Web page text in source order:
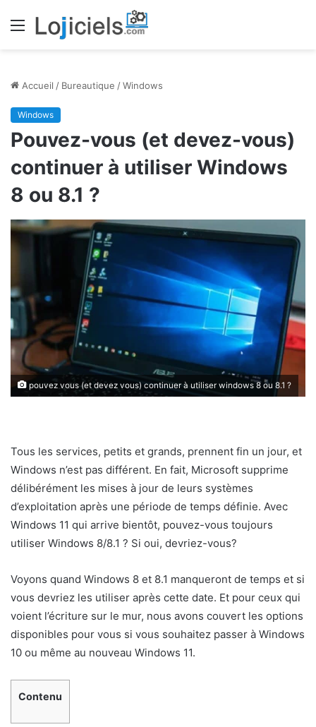
Menu
Accueil / Bureautique /Windows
Windows
Pouvez-vous (et devez-vous)
continuer à utiliser Windows
8 ou 8.1 ?
pouvez vous (et devez vous) continuer à utiliser windows 8 ou 8.1 ?
Tous les services, petits et grands, prennent fin un jour, et
Windows n’est pas différent. En fait, Microsoft supprime
délibérément les mises à jour de leurs systèmes
d’exploitation après une période de temps définie. Avec
Windows 11 qui arrive bientôt, pouvez-vous toujours
utiliser Windows 8/8.1 ? Si oui, devriez-vous?
Voyons quand Windows 8 et 8.1 manqueront de temps et si
vous devriez les utiliser après cette date. Et pour ceux qui
voient l’écriture sur le mur, nous avons couvert les options
disponibles pour vous si vous souhaitez passer à Windows
10 ou même au nouveau Windows 11.
Contenu